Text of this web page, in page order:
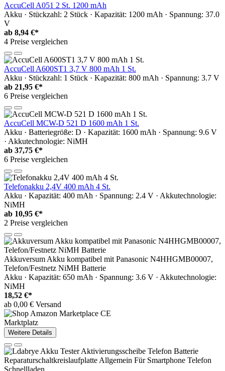
AccuCell A051 2 St. 1200 mAh
Akku · Stückzahl: 2 Stück · Kapazität: 1200 mAh · Spannung: 37.0
V
ab 8,94 €*
4 Preise vergleichen
AccuCell A600ST1 3,7 V 800 mAh 1 St.
Akku · Stückzahl: 1 Stück · Kapazität: 800 mAh · Spannung: 3.7 V
ab 21,95 €*
6 Preise vergleichen
AccuCell MCW-D 521 D 1600 mAh 1 St.
Akku · Batteriegröße: D · Kapazität: 1600 mAh · Spannung: 9.6 V
· Akkutechnologie: NiMH
ab 37,75 €*
6 Preise vergleichen
Telefonakku 2,4V 400 mAh 4 St.
Akku · Kapazität: 400 mAh · Spannung: 2.4 V · Akkutechnologie:
NiMH
ab 10,95 €*
2 Preise vergleichen
Akkuversum Akku kompatibel mit Panasonic N4HHGMB00007,
Telefon/Festnetz NiMH Batterie
Akku · Kapazität: 650 mAh · Spannung: 3.6 V · Akkutechnologie:
NiMH
18,52 €*
ab 0,00 € Versand
Marktplatz
Weitere Details